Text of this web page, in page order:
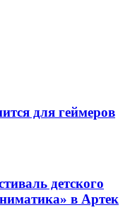
для геймеров
детского
в Артек